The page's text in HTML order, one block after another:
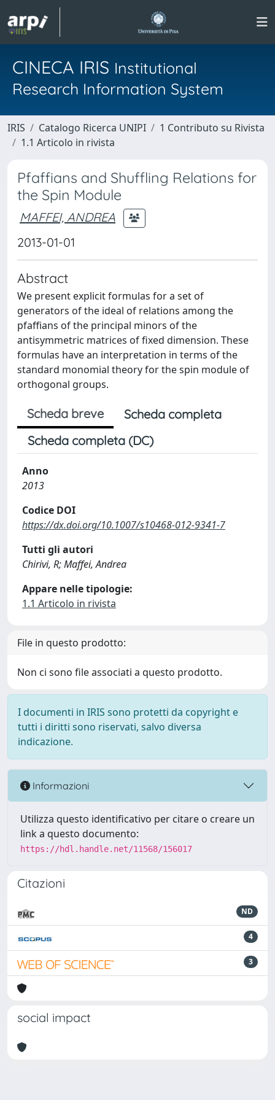
CINECA IRIS Institutional
Research Information System
IRIS Catalogo Ricerca UNIPI
1 Contributo su Rivista
1.1 Articolo in rivista
Pfaffians and Shuffling Relations for
the Spin Module
MAFFEI, ANDREA
2013-01-01
Abstract
We present explicit formulas for a set of
generators of the ideal of relations among the
pfaffians of the principal minors of the
antisymmetric matrices of fixed dimension. These
formulas have an interpretation in terms of the
standard monomial theory for the spin module of
orthogonal groups.
Scheda breve
Scheda completa
Scheda completa (DC)
Anno
2013
Codice DOI
https://dx.doi.org/10.1007/s10468-012-9341-7
Tutti gli autori
Chirivi, R; Maffei, Andrea
Appare nelle tipologie:
1.1 Articolo in rivista
File in questo prodotto:
Non ci sono file associati a questo prodotto.
I documenti in IRIS sono protetti da copyright e
tutti i diritti sono riservati, salvo diversa
indicazione.
Informazioni
Utilizza questo identificativo per citare o creare un
link a questo documento:
https://hdl.handle.net/11568/156017
Citazioni
ND
4
3
social impact